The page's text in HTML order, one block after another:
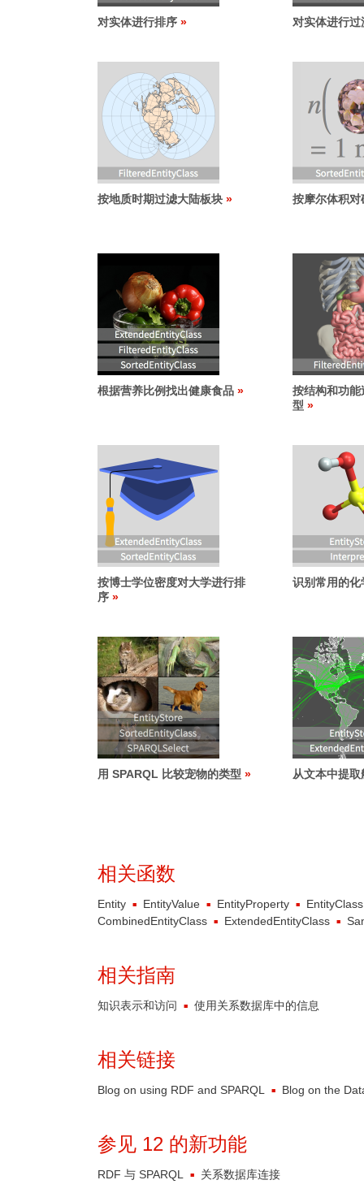
对实体进行排序 对实体进行过
按地质时期过滤大陆板块 按摩尔体积
根据营养比例找出健康食品
按结构和功
型
按博士学位密度对大学进行排
序
识别常用的化
用 SPARQL 比较宠物的类型 从文本中提取
相关函数
Entity EntityValue EntityProperty
EntityClass
CombinedEntityClass
ExtendedEntityClass
相关指南
知识表示和访问 使用关系数据库中的信息
相关链接
Blog on using RDF and SPARQL Blog on the
参见 12 的新功能
RDF 与 SPARQL 关系数据库连接